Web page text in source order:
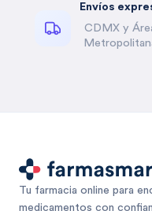
Envíos
CDMX y
Tu farmacia online para
medicamentos con